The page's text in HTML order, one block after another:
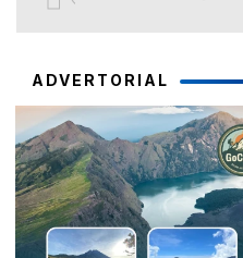
ADVERTORIAL